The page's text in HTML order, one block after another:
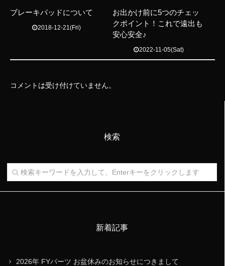
ブレーキパッドについて
2018-12-21(Fri)
お出かけ前に5つのチェッ
クポイント！これで遠出も
安心安全♪
2022-11-05(Sat)
コメントは受け付けていません。
検索
新着記事
2026年 FYパーツ お盆休みのお知らせにつきまして